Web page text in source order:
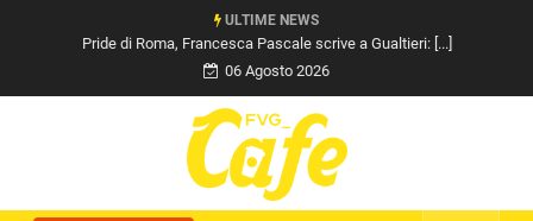
ULTIME NEWS
Pride di Roma, Francesca Pascale scrive a Gualtieri: [...]
06 Agosto 2026